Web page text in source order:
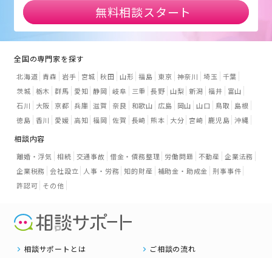
無料相談スタート
全国の専門家を探す
北海道 青森 岩手 宮城 秋田 山形 福島 東京 神奈川 埼玉
千葉
茨城 栃木 群馬 愛知 静岡 岐阜 三重 長野 山梨 新潟 福井
富山
石川
大阪 京都 兵庫 滋賀 奈良 和歌山 広島 岡山 山口 鳥取
島根
徳島 香川 愛媛 高知 福岡 佐賀 長崎 熊本 大分 宮崎 鹿児島 沖縄
相談内容
離婚・浮気 相続 交通事故 借金・債務整理 労働問題 不動産 企業法務
企業税務 会社設立 人事・労務 知的財産 補助金・助成金 刑事事件
許認可 その他
相談サポートとは ご相談の流れ